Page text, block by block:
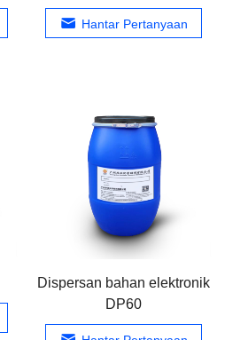
Hantar Pertanyaan
Dispersan bahan elektronik
DP60